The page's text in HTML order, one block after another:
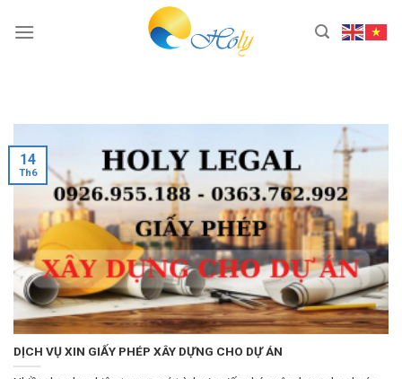
DỊCH VỤ XIN GIẤY PHÉP XÂY DỰNG CHO DỰ ÁN
14
Th6